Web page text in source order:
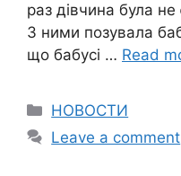
раз дівчина була
З ними позувала
що бабусі … Read
Categories
НОВОСТИ
Leave a comment